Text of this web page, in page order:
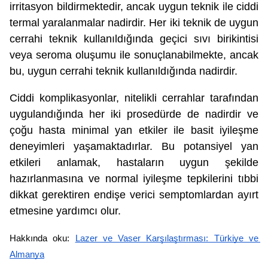
irritasyon bildirmektedir, ancak uygun teknik ile ciddi
termal yaralanmalar nadirdir. Her iki teknik de uygun
cerrahi teknik kullanıldığında geçici sıvı birikintisi
veya seroma oluşumu ile sonuçlanabilmekte, ancak
bu, uygun cerrahi teknik kullanıldığında nadirdir.
Ciddi komplikasyonlar, nitelikli cerrahlar tarafından
uygulandığında her iki prosedürde de nadirdir ve
çoğu hasta minimal yan etkiler ile basit iyileşme
deneyimleri yaşamaktadırlar. Bu potansiyel yan
etkileri anlamak, hastaların uygun şekilde
hazırlanmasına ve normal iyileşme tepkilerini tıbbi
dikkat gerektiren endişe verici semptomlardan ayırt
etmesine yardımcı olur.
Hakkında oku:
Lazer ve Vaser Karşılaştırması: Türkiye ve
Almanya